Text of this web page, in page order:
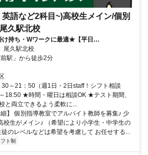
語など2科目~)高校生メイン/個別
久駅北校
持ち・Wワークに最適★【平日
コマもあり！中学レベルの数・英ができれば
尾久駅北校
川車庫前駅」から徒歩2分
～21：50（週1日・2日staff！シフト相談
18:50 ★時間・曜日は相談OK ★テスト期間、
両立できるよう柔軟に...
】 個別指導教室でアルバイト教師を募集♪ 少
校生がメイン♪ （希望により小学生・中学生の
のレベルなどは希望を考慮して お任せする...
ト制